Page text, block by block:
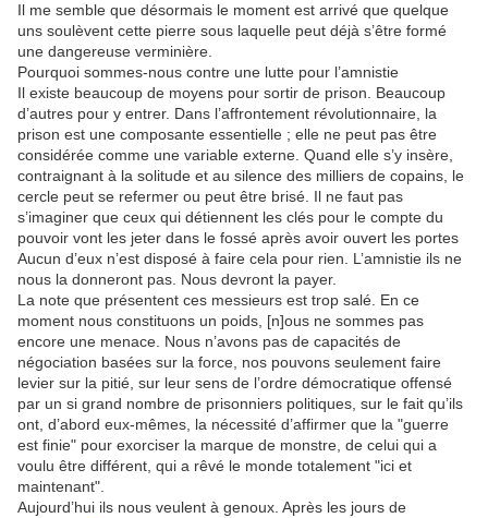
Il me semble que désormais le moment est arrivé que quelque
uns soulèvent cette pierre sous laquelle peut déjà s’être formé
une dangereuse verminière.
Pourquoi sommes-nous contre une lutte pour l’amnistie
Il existe beaucoup de moyens pour sortir de prison. Beaucoup
d’autres pour y entrer. Dans l’affrontement révolutionnaire, la
prison est une composante essentielle ; elle ne peut pas être
considérée comme une variable externe. Quand elle s’y insère,
contraignant à la solitude et au silence des milliers de copains, le
cercle peut se refermer ou peut être brisé. Il ne faut pas
s’imaginer que ceux qui détiennent les clés pour le compte du
pouvoir vont les jeter dans le fossé après avoir ouvert les portes
Aucun d’eux n’est disposé à faire cela pour rien. L’amnistie ils ne
nous la donneront pas. Nous devront la payer.
La note que présentent ces messieurs est trop salé. En ce
moment nous constituons un poids, [n]ous ne sommes pas
encore une menace. Nous n’avons pas de capacités de
négociation basées sur la force, nos pouvons seulement faire
levier sur la pitié, sur leur sens de l’ordre démocratique offensé
par un si grand nombre de prisonniers politiques, sur le fait qu’ils
ont, d’abord eux-mêmes, la nécessité d’affirmer que la "guerre
est finie" pour exorciser la marque de monstre, de celui qui a
voulu être différent, qui a rêvé le monde totalement "ici et
maintenant".
Aujourd’hui ils nous veulent à genoux. Après les jours de